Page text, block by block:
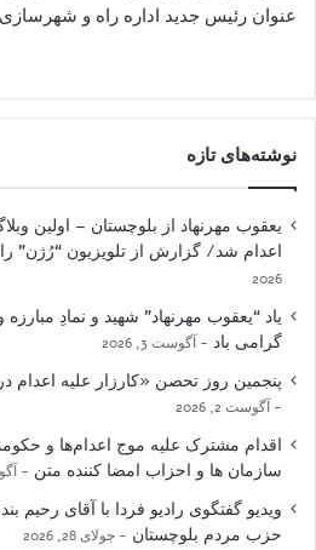
عنوان رئیس جدید اداره راه و
نوشته‌های تازه
یعقوب مهرنهاد از بلوچستان – اولین
اعدام شد/ گزارش از تلویزیون “رُژن”
2026
یاد “یعقوب مهرنهاد” شهید و نمادِ
گرامی باد
آگوست 3, 2026
پنجمین روز تحصن «کارزار علیه
آگوست 2, 2026
اقدام مشترک علیه موج اعدام‌ها و
سازمان ها و احزاب امضا کننده متن
ویدیو گفتگوی رادیو فردا با آقای
حزب مردم بلوچستان
جولای 28, 2026